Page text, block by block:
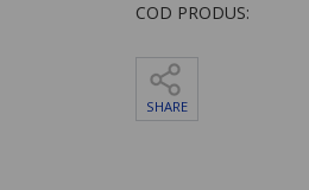
COD PRODUS:
SHARE